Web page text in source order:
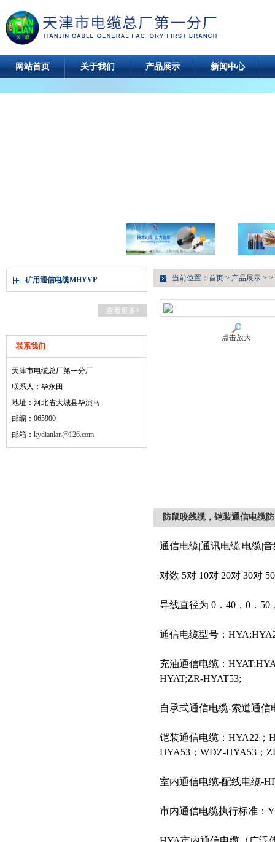
网站首页 关于我们 产品展示 新闻中心
矿用通信电缆MHYVP
查看更多+
联系我们
天津市电缆总厂第一分厂
联系人：毕永田
地址：河北省大城县毕演马
邮编：065900
邮箱： kydianlan@126.com
当前位置： 首页 > 产品展示 > >
点击放大
防鼠咬线缆，铠装通信电缆
通信电缆|通讯电缆|电缆|
对数 5对 10对 20对 30对
导线直径为 0．40，0．50
通信电缆型号：
充油通信电缆：
HYAT;ZR-HYAT53;
自承式通信电缆-索道通
铠装通信电缆；HYA22；
HYA53；WDZ-HYA53；
室内通信电缆-配线电缆-
市内通信电缆执行标准：